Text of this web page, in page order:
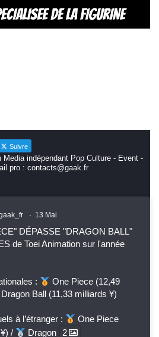
Suivre
Media indépendant Pop Culture - Event -
pro : contacts@gaak.fr
· 13 Mai
DÉPASSE "DRAGON BALL"
de Toei Animation sur l'année
:
One Piece (12,49
Dragon Ball (11,33 milliards ¥)
à l’étranger :
One Piece
/
Dragon 2